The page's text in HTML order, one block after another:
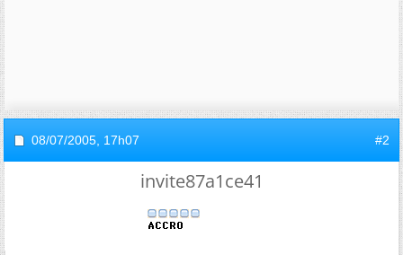
08/07/2005, 17h07 #2
invite87a1ce41